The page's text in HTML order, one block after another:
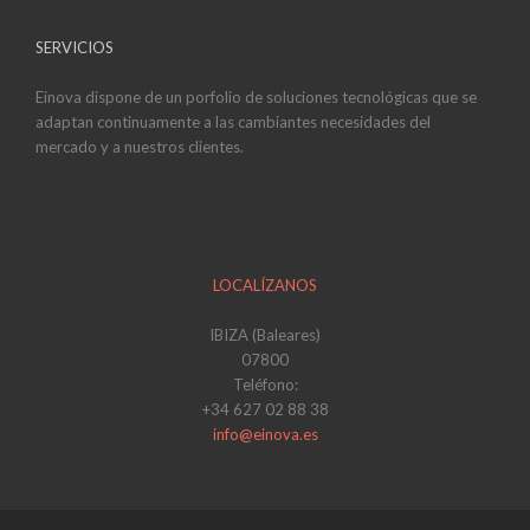
SERVICIOS
Einova dispone de un porfolio de soluciones tecnológicas que se
adaptan continuamente a las cambiantes necesidades del
mercado y a nuestros clientes.
LOCALÍZANOS
IBIZA (Baleares)
07800
Teléfono:
+34 627 02 88 38
info@einova.es